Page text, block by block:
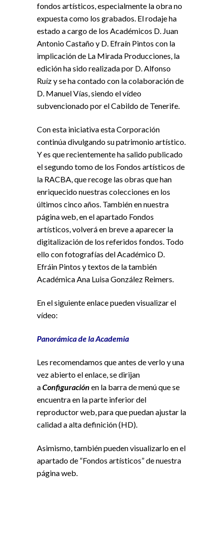
fondos artísticos, especialmente la obra no
expuesta como los grabados. El rodaje ha
estado a cargo de los Académicos D. Juan
Antonio Castaño y D. Efraín Pintos con la
implicación de La Mirada Producciones, la
edición ha sido realizada por D. Alfonso
Ruíz y se ha contado con la colaboración de
D. Manuel Vías, siendo el vídeo
subvencionado por el Cabildo de Tenerife.
Con esta iniciativa esta Corporación
continúa divulgando su patrimonio artístico.
Y es que recientemente ha salido publicado
el segundo tomo de los Fondos artísticos de
la RACBA, que recoge las obras que han
enriquecido nuestras colecciones en los
últimos cinco años. También en nuestra
página web, en el apartado Fondos
artísticos, volverá en breve a aparecer la
digitalización de los referidos fondos. Todo
ello con fotografías del Académico D.
Efráin Pintos y textos de la también
Académica Ana Luisa González Reimers.
En el siguiente enlace pueden visualizar el
vídeo:
Panorámica de la Academia
Les recomendamos que antes de verlo y una
vez abierto el enlace, se dirijan
aConfiguración en la barra de menú que se
encuentra en la parte inferior del
reproductor web, para que puedan ajustar la
calidad a alta definición (HD).
Asimismo, también pueden visualizarlo en el
apartado de “Fondos artísticos” de nuestra
página web.